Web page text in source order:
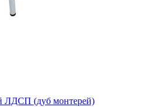
ЛДСП (дуб монтерей)